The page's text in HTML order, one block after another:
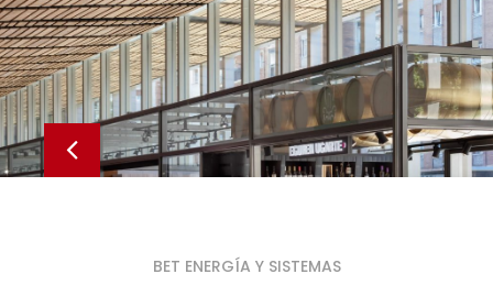
K2GLASS
STS
BAIKA MERCADOS
BAIKA INMUEBLES
TELNIA INGENIERÍA
BET ENERGÍA Y SISTEMAS